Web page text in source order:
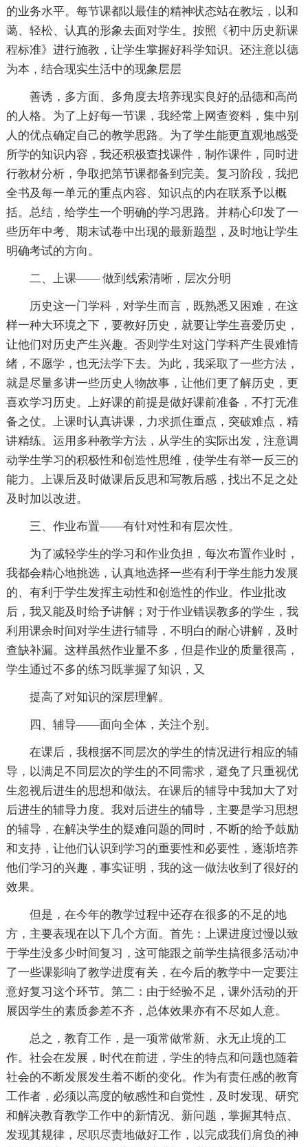
的业务水平。每节课都以最佳的精神状态站在教坛，以和
蔼、轻松、认真的形象去面对学生。按照《初中历史新课
程标准》进行施教，让学生掌握好科学知识。还注意以德
为本，结合现实生活中的现象层层
善诱，多方面、多角度去培养现实良好的品德和高尚
的人格。为了上好每一节课，我经常上网查资料，集中别
人的优点确定自己的教学思路。为了学生能更直观地感受
所学的知识内容，我还积极查找课件，制作课件，同时进
行教材分析，争取把第节课都备到完美。复习阶段，我把
全书及每一单元的重点内容、知识点的内在联系予以概
括。总结，给学生一个明确的学习思路。并精心印发了一
些历年中考、期末试卷中出现的最新题型，及时地让学生
明确考试的方向。
二、上课—— 做到线索清晰，层次分明
历史这一门学科，对学生而言，既熟悉又困难，在这
样一种大环境之下，要教好历史，就要让学生喜爱历史，
让他们对历史产生兴趣。否则学生对这门学科产生畏难情
绪，不愿学，也无法学下去。为此，我采取了一些方法，
就是尽量多讲一些历史人物故事，让他们更了解历史，更
喜欢学习历史。上好课的前提是做好课前准备，不打无准
备之仗。上课时认真讲课，力求抓住重点，突破难点，精
讲精练。运用多种教学方法，从学生的实际出发，注意调
动学生学习的积极性和创造性思维，使学生有举一反三的
能力。上课后及时做课后反思和写教后感，找出不足之处
及时加以改进。
三、作业布置——有针对性和有层次性。
为了减轻学生的学习和作业负担，每次布置作业时，
我都会精心地挑选，认真地选择一些有利于学生能力发展
的、有利于学生发挥主动性和创造性的作业。作业批改
后，我又能及时给予讲解；对于作业错误教多的学生，我
利用课余时间对学生进行辅导，不明白的耐心讲解，及时
查缺补漏。这样虽然作业量不多，但是作业的质量很高，
学生通过不多的练习既掌握了知识，又
提高了对知识的深层理解。
四、辅导——面向全体，关注个别。
在课后，我根据不同层次的学生的情况进行相应的辅
导，以满足不同层次的学生的不同需求，避免了只重视优
生忽视后进生的思想和做法。在课后的辅导中我加大了对
后进生的辅导力度。我对后进生的辅导，主要是学习思想
的辅导，在解决学生的疑难问题的同时，不断的给予鼓励
和支持，让他们认识到学习的重要性和必要性，逐渐培养
他们学习的兴趣，事实证明，我的这一做法收到了很好的
效果。
但是，在今年的教学过程中还存在很多的不足的地
方，主要表现在以下几个方面。首先：上课进度过慢以致
于学生没多少时间复习，这可能跟之前学生搞很多活动冲
了一些课影响了教学进度有关，在今后的教学中一定要注
意好复习这个环节。第二：由于经验不足，课外活动的开
展因学生的素质参差不齐，总体效果亦有不尽如人意。
总之，教育工作，是一项常做常新、永无止境的工
作。社会在发展，时代在前进，学生的特点和问题也随着
社会的不断发展发生着不断的变化。作为有责任感的教育
工作者，必须以高度的敏感性和自觉性，及时发现、研究
和解决教育教学工作中的新情况、新问题，掌握其特点、
发现其规律，尽职尽责地做好工作，以完成我们肩负的神